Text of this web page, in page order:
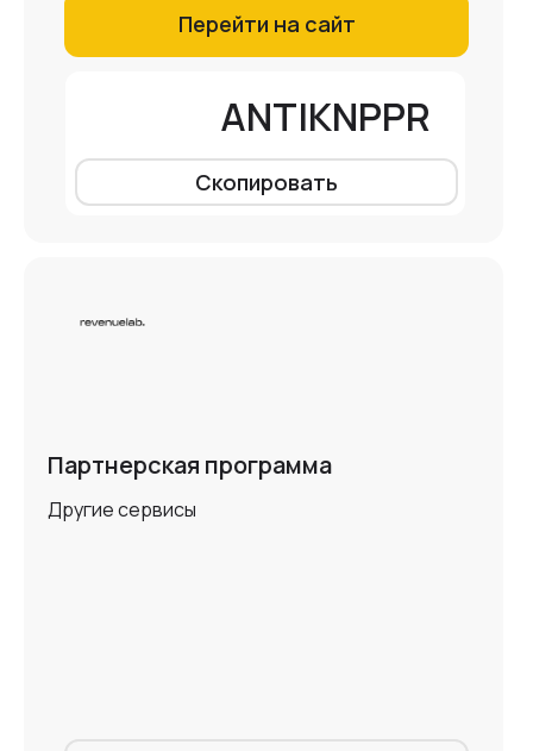
Перейти на сайт
Скопировать
ANTIKNPPR
Партнерская программа
Другие сервисы